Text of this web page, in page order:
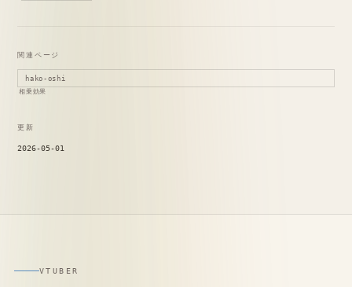
関連ページ
hako-oshi
相乗効果
更新
2026-05-01
VTUBER